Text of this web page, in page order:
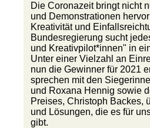
Die Coronazeit bringt nicht
und Demonstrationen
Kreativität und
Bundesregierung sucht
und Kreativpilot*innen" in
Unter einer Vielzahl an
nun die Gewinner für 2021
sprechen mit den
und Roxana Hennig sowie
Preises, Christoph Backes,
und Lösungen, die es für
gibt.